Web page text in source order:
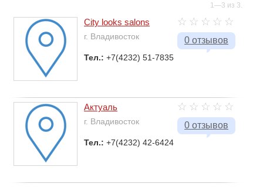
1—3 из 3.
0 отзывов
Сity looks salons
г. Владивосток
Тел.: +7(4232) 51-7835
0 отзывов
Актуаль
г. Владивосток
Тел.: +7(4232) 42-6424